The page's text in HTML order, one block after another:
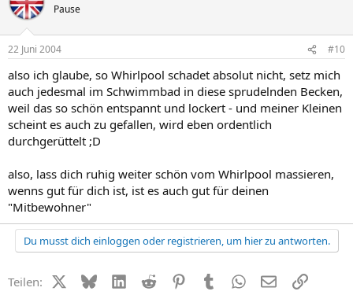
Pause
22 Juni 2004 #10
also ich glaube, so Whirlpool schadet absolut nicht, setz mich
auch jedesmal im Schwimmbad in diese sprudelnden Becken,
weil das so schön entspannt und lockert - und meiner Kleinen
scheint es auch zu gefallen, wird eben ordentlich
durchgerüttelt ;D
also, lass dich ruhig weiter schön vom Whirlpool massieren,
wenns gut für dich ist, ist es auch gut für deinen
"Mitbewohner"
Du musst dich einloggen oder registrieren, um hier zu antworten.
Teilen: X (Twitter)
BlueskyLinkedIn
Reddit PinterestTumblr WhatsApp
E-MailLink